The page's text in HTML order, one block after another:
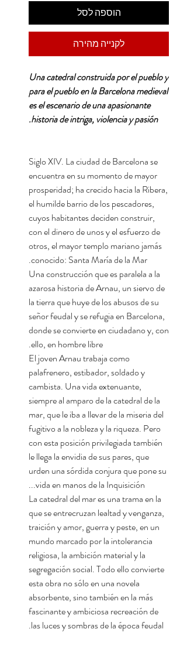
הוספה לסל
לקנייה מהירה
Una catedral construida por el pueblo y
para el pueblo en la Barcelona medieval
es el escenario de una apasionante
historia de intriga, violencia y pasión.
Siglo XIV. La ciudad de Barcelona se
encuentra en su momento de mayor
prosperidad; ha crecido hacia la Ribera,
el humilde barrio de los pescadores,
cuyos habitantes deciden construir,
con el dinero de unos y el esfuerzo de
otros, el mayor templo mariano jamás
conocido: Santa María de la Mar.
Una construcción que es paralela a la
azarosa historia de Arnau, un siervo de
la tierra que huye de los abusos de su
señor feudal y se refugia en Barcelona,
donde se convierte en ciudadano y, con
ello, en hombre libre.
El joven Arnau trabaja como
palafrenero, estibador, soldado y
cambista. Una vida extenuante,
siempre al amparo de la catedral de la
mar, que le iba a llevar de la miseria del
fugitivo a la nobleza y la riqueza. Pero
con esta posición privilegiada también
le llega la envidia de sus pares, que
urden una sórdida conjura que pone su
vida en manos de la Inquisición...
La catedral del mar es una trama en la
que se entrecruzan lealtad y venganza,
traición y amor, guerra y peste, en un
mundo marcado por la intolerancia
religiosa, la ambición material y la
segregación social. Todo ello convierte
esta obra no sólo en una novela
absorbente, sino también en la más
fascinante y ambiciosa recreación de
las luces y sombras de la época feudal.